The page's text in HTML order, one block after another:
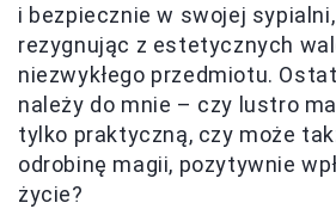
i bezpiecznie w swojej
rezygnując z estetycznych
niezwykłego przedmiotu.
należy do mnie – czy lustro
tylko praktyczną, czy może
odrobinę magii, pozytywnie
życie?